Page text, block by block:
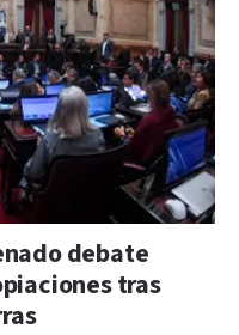
debate
tras